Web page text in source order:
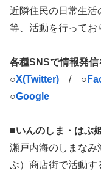
近隣住民の日常生活
等、活動を行ってお
各種SNSで情報発信
○X(Twitter) / ○
○Google
■いんのしま・はぶ
瀬戸内海のしまなみ
ぶ）商店街で活動す